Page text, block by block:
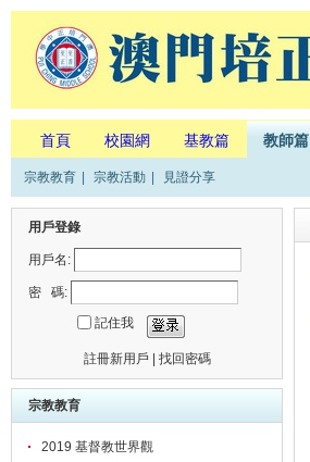
首頁 校園網 基教篇 教師篇
宗教教育 宗教活動 見證分享
用戶登錄
用戶名:
密 碼:
記住我
註冊新用戶 找回密碼
宗教教育
2019 基督教世界觀